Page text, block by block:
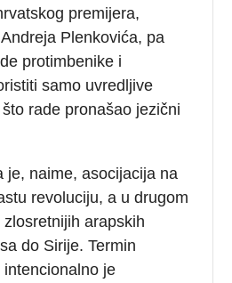
premijera,
Plenkovića, pa
protimbenike i
samo uvredljive
rade pronašao jezični
je, naime, asocijacija na
revoluciju, a u drugom
arapskih
do Sirije. Termin
je